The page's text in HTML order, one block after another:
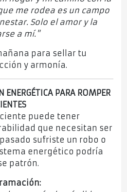
me rodea es un campo
Solo el amor y la
a mí."
para sellar tu
y armonía.
ENERGÉTICA PARA ROMPER
puede tener
que necesitan ser
sufriste un robo o
energético podría
patrón.